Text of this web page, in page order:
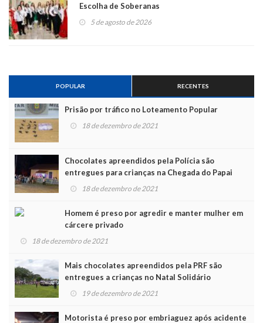
Escolha de Soberanas
5 de agosto de 2026
POPULAR RECENTES
Prisão por tráfico no Loteamento Popular
18 de dezembro de 2021
Chocolates apreendidos pela Polícia são
entregues para crianças na Chegada do Papai
Noel
18 de dezembro de 2021
Homem é preso por agredir e manter mulher em
cárcere privado
18 de dezembro de 2021
Mais chocolates apreendidos pela PRF são
entregues a crianças no Natal Solidário
19 de dezembro de 2021
Motorista é preso por embriaguez após acidente